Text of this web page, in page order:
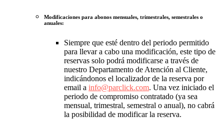
Modificaciones para abonos mensuales, trimestrales, semestrales o
anuales:
Siempre que esté dentro del periodo permitido
para llevar a cabo una modificación, este tipo de
reservas solo podrá modificarse a través de
nuestro Departamento de Atención al Cliente,
indicándonos el localizador de la reserva por
email a info@parclick.com. Una vez iniciado el
periodo de compromiso contratado (ya sea
mensual, trimestral, semestral o anual), no cabrá
la posibilidad de modificar la reserva.